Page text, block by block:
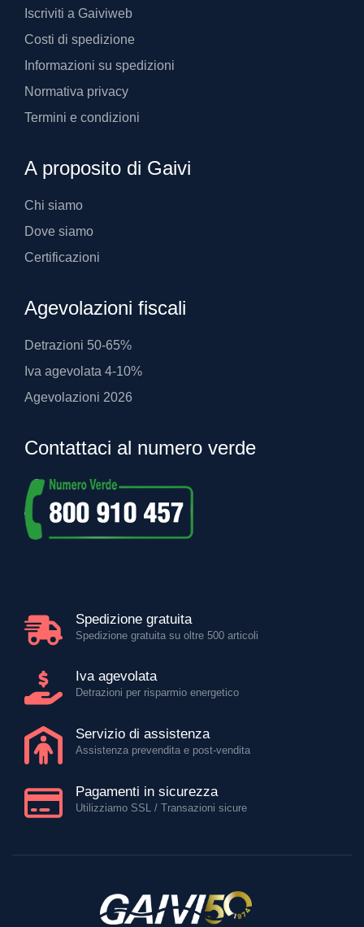
Iscriviti a Gaiviweb
Costi di spedizione
Informazioni su spedizioni
Normativa privacy
Termini e condizioni
A proposito di Gaivi
Chi siamo
Dove siamo
Certificazioni
Agevolazioni fiscali
Detrazioni 50-65%
Iva agevolata 4-10%
Agevolazioni 2026
Contattaci al numero verde
Spedizione gratuita
Spedizione gratuita su oltre 500 articoli
Iva agevolata
Detrazioni per risparmio energetico
Servizio di assistenza
Assistenza prevendita e post-vendita
Pagamenti in sicurezza
Utilizziamo SSL / Transazioni sicure